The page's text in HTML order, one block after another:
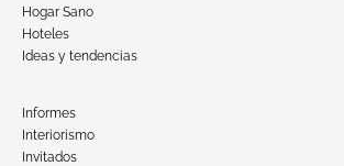
Hogar Sano
Hoteles
Ideas y tendencias
Informes
Interiorismo
Invitados